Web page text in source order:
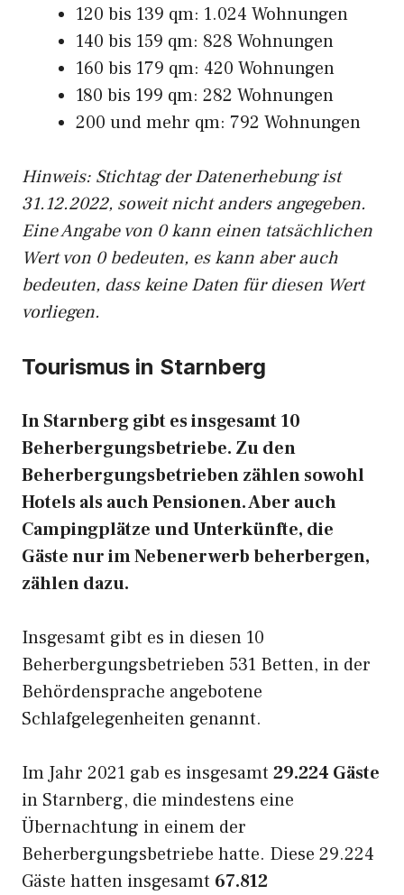
120 bis 139 qm: 1.024 Wohnungen
140 bis 159 qm: 828 Wohnungen
160 bis 179 qm: 420 Wohnungen
180 bis 199 qm: 282 Wohnungen
200 und mehr qm: 792 Wohnungen
Hinweis: Stichtag der Datenerhebung ist
31.12.2022, soweit nicht anders angegeben.
Eine Angabe von 0 kann einen tatsächlichen
Wert von 0 bedeuten, es kann aber auch
bedeuten, dass keine Daten für diesen Wert
vorliegen.
Tourismus in Starnberg
In Starnberg gibt es insgesamt 10
Beherbergungsbetriebe. Zu den
Beherbergungsbetrieben zählen sowohl
Hotels als auch Pensionen. Aber auch
Campingplätze und Unterkünfte, die
Gäste nur im Nebenerwerb beherbergen,
zählen dazu.
Insgesamt gibt es in diesen 10
Beherbergungsbetrieben 531 Betten, in der
Behördensprache angebotene
Schlafgelegenheiten genannt.
Im Jahr 2021 gab es insgesamt 29.224 Gäste
in Starnberg, die mindestens eine
Übernachtung in einem der
Beherbergungsbetriebe hatte. Diese 29.224
Gäste hatten insgesamt 67.812